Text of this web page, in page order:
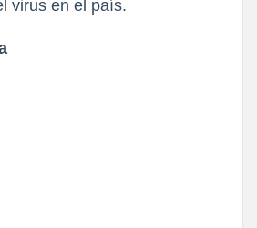
virus en el país.